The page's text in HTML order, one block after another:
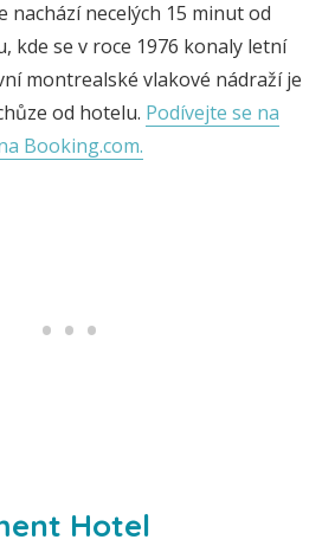
nachází necelých 15 minut od
kde se v roce 1976 konaly letní
montrealské vlakové nádraží je
od hotelu. Podívejte se na
Booking.com.
Hotel